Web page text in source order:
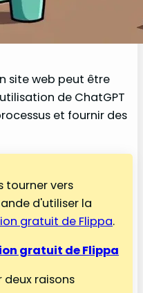
site web peut être
de ChatGPT
et fournir des
tourner vers
d'utiliser la
gratuit de Flippa.
gratuit de Flippa
raisons